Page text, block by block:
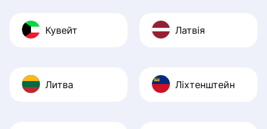
Кувейт Латвія
Литва Ліхтенштейн